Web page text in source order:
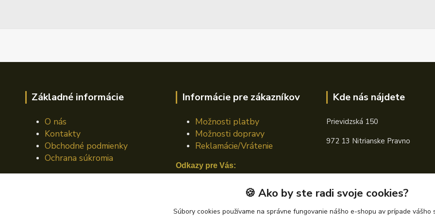
Základné informácie
O nás
Kontakty
Obchodné podmienky
Ochrana súkromia
Informácie pre zákazníkov
Možnosti platby
Možnosti dopravy
Reklamácie/Vrátenie
Odkazy pre Vás:
Kde nás nájdete
Prievidzská 150
972 13 Nitrianske Pravno
🍪 Ako by ste radi svoje cookies?
Súbory cookies používame na správne fungovanie nášho e-shopu av prípade vášho